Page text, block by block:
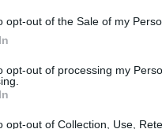
opt-out of the Sale of my
opt-out of processing my
opt-out of Collection, Use,
por tensiones
la apertura de
empresas más
tasas del10%o más.